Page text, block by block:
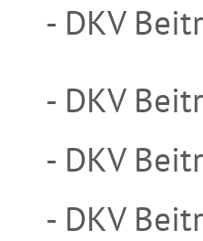
- DKV
- DKV
- DKV
- DKV